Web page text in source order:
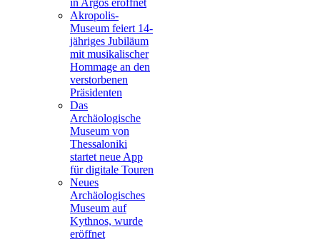
in Argos eröffnet
Akropolis-
Museum feiert 14-
jähriges Jubiläum
mit musikalischer
Hommage an den
verstorbenen
Präsidenten
Das
Archäologische
Museum von
Thessaloniki
startet neue App
für digitale Touren
Neues
Archäologisches
Museum auf
Kythnos, wurde
eröffnet